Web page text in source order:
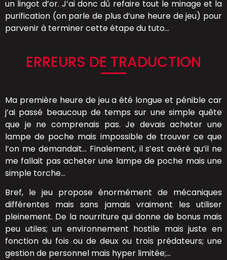
un lingot d’or. J’ai donc dû refaire tout le minage et la
purification (on parle de plus d’une heure de jeu) pour
parvenir à terminer cette étape du tuto…
ERREURS DE TRADUCTION
Ma première heure de jeu a été longue et pénible car
j’ai passé beaucoup de temps sur une simple quête
que je ne comprenais pas. Je devais acheter une
lampe de poche mais impossible de trouver ce que
l’on me demandait… Finalement, il s’est avéré qu’il ne
me fallait pas acheter une lampe de poche mais une
simple torche…
Bref, le jeu propose énormément de mécaniques
différentes mais sans jamais vraiment les utiliser
pleinement. De la nourriture qui donne de bonus mais
peu utiles; un environnement hostile mais juste en
fonction du fois ou de deux ou trois prédateurs; une
gestion de personnel mais hyper limitée;…